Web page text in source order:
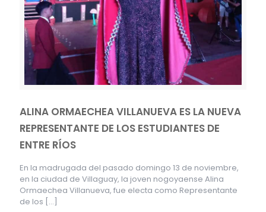
ALINA ORMAECHEA VILLANUEVA ES LA NUEVA
REPRESENTANTE DE LOS ESTUDIANTES DE
ENTRE RÍOS
En la madrugada del pasado domingo 13 de noviembre,
en la ciudad de Villaguay, la joven nogoyaense Alina
Ormaechea Villanueva, fue electa como Representante
de los […]